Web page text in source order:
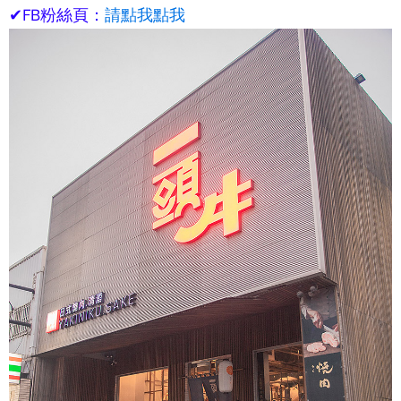
✔FB粉絲頁： 請點我點我